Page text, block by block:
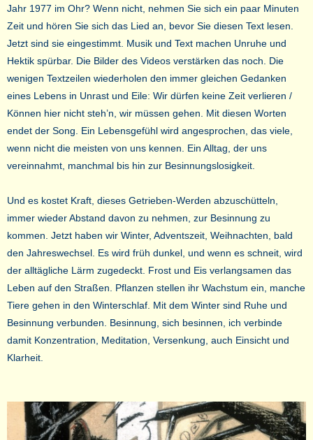
Jahr 1977 im Ohr? Wenn nicht, nehmen Sie sich ein paar Minuten
Zeit und hören Sie sich das Lied an, bevor Sie diesen Text lesen.
Jetzt sind sie eingestimmt. Musik und Text machen Unruhe und
Hektik spürbar. Die Bilder des Videos verstärken das noch. Die
wenigen Textzeilen wiederholen den immer gleichen Gedanken
eines Lebens in Unrast und Eile: Wir dürfen keine Zeit verlieren /
Können hier nicht steh’n, wir müssen gehen. Mit diesen Worten
endet der Song. Ein Lebensgefühl wird angesprochen, das viele,
wenn nicht die meisten von uns kennen. Ein Alltag, der uns
vereinnahmt, manchmal bis hin zur Besinnungslosigkeit.
Und es kostet Kraft, dieses Getrieben-Werden abzuschütteln,
immer wieder Abstand davon zu nehmen, zur Besinnung zu
kommen. Jetzt haben wir Winter, Adventszeit, Weihnachten, bald
den Jahreswechsel. Es wird früh dunkel, und wenn es schneit, wird
der alltägliche Lärm zugedeckt. Frost und Eis verlangsamen das
Leben auf den Straßen. Pflanzen stellen ihr Wachstum ein, manche
Tiere gehen in den Winterschlaf. Mit dem Winter sind Ruhe und
Besinnung verbunden. Besinnung, sich besinnen, ich verbinde
damit Konzentration, Meditation, Versenkung, auch Einsicht und
Klarheit.